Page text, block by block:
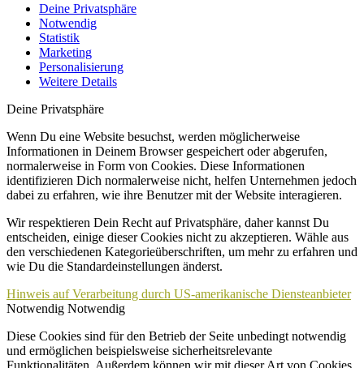
Deine Privatsphäre
Notwendig
Statistik
Marketing
Personalisierung
Weitere Details
Deine Privatsphäre
Wenn Du eine Website besuchst, werden möglicherweise
Informationen in Deinem Browser gespeichert oder abgerufen,
normalerweise in Form von Cookies. Diese Informationen
identifizieren Dich normalerweise nicht, helfen Unternehmen jedoch
dabei zu erfahren, wie ihre Benutzer mit der Website interagieren.
Wir respektieren Dein Recht auf Privatsphäre, daher kannst Du
entscheiden, einige dieser Cookies nicht zu akzeptieren. Wähle aus
den verschiedenen Kategorieüberschriften, um mehr zu erfahren und
wie Du die Standardeinstellungen änderst.
Hinweis auf Verarbeitung durch US-amerikanische Diensteanbieter
Notwendig Notwendig
Diese Cookies sind für den Betrieb der Seite unbedingt notwendig
und ermöglichen beispielsweise sicherheitsrelevante
Funktionalitäten. Außerdem können wir mit dieser Art von Cookies